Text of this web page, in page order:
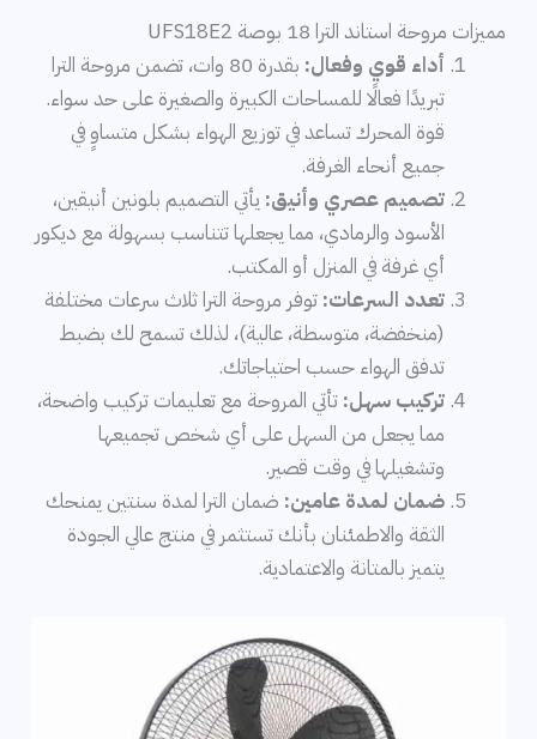
مميزات مروحة استاند الترا 18 بوصة UFS18E2
أداء قوي وفعال:
بقدرة 80 وات، تضمن مروحة الترا
تبريدًا فعالًا للمساحات الكبيرة والصغيرة على حد سواء.
قوة المحرك تساعد في توزيع الهواء بشكل متساوٍ في
جميع أنحاء الغرفة.
تصميم عصري وأنيق: يأتي التصميم بلونين أنيقين،
الأسود والرمادي، مما يجعلها تتناسب بسهولة مع ديكور
أي غرفة في المنزل أو المكتب.
تعدد السرعات: توفر مروحة الترا ثلاث سرعات مختلفة
(منخفضة، متوسطة، عالية)، لذلك تسمح لك بضبط
تدفق الهواء حسب احتياجاتك.
تركيب سهل: تأتي المروحة مع تعليمات تركيب واضحة،
مما يجعل من السهل على أي شخص تجميعها
وتشغيلها في وقت قصير.
ضمان لمدة عامين: ضمان الترا لمدة سنتين يمنحك
الثقة والاطمئنان بأنك تستثمر في منتج عالي الجودة
يتميز بالمتانة والاعتمادية.